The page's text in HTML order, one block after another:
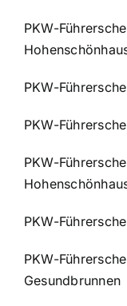
PKW-
PKW-
PKW-
PKW-
PKW-
PKW-
Gesundbrunnen